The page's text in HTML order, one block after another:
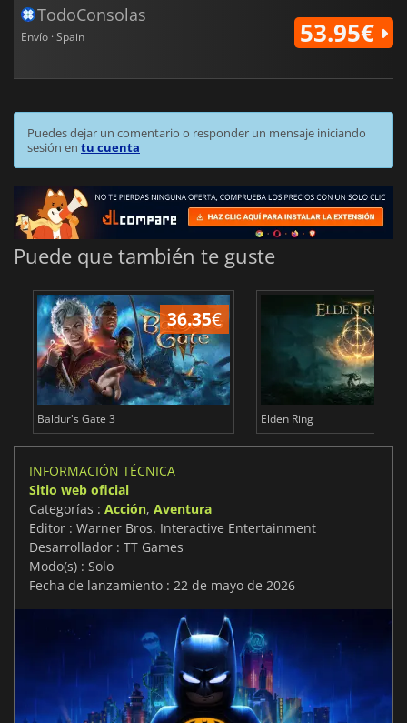
TodoConsolas
Envío · Spain 53.95€
Puedes dejar un comentario o responder un mensaje iniciando
sesión en tu cuenta
Puede que también te guste
36.35€
Baldur's Gate 3 Elden Ring
INFORMACIÓN TÉCNICA
Sitio web oficial
Categorías : Acción, Aventura
Editor : Warner Bros. Interactive Entertainment
Desarrollador : TT Games
Modo(s) : Solo
Fecha de lanzamiento : 22 de mayo de 2026